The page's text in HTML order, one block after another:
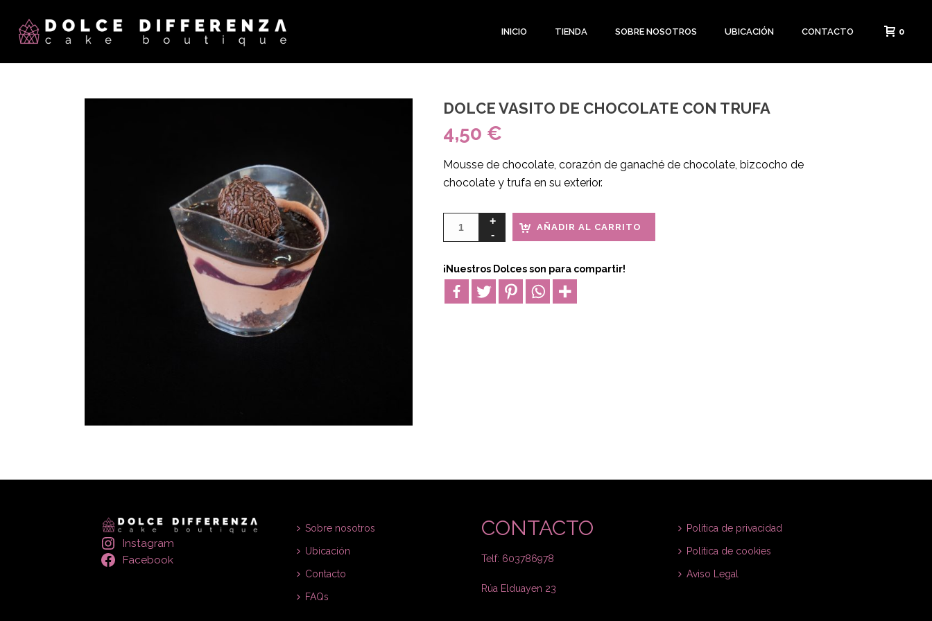
INICIO TIENDA SOBRE NOSOTROS UBICACIÓN CONTACTO 0
DOLCE VASITO DE CHOCOLATE CON TRUFA
4,50 €
Mousse de chocolate, corazón de ganaché de chocolate, bizcocho de
chocolate y trufa en su exterior.
AÑADIR AL CARRITO
¡Nuestros Dolces son para compartir!
Instagram
Facebook
Sobre nosotros
Ubicación
Contacto
FAQs
CONTACTO
Telf: 603786978
Rúa Elduayen 23
Política de privacidad
Política de cookies
Aviso Legal